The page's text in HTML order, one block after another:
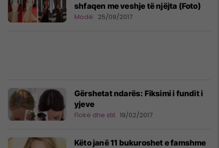
shfaqen me veshje të njëjta (Foto)
Modë 25/09/2017
Gërshetat ndarës: Fiksimi i fundit i
yjeve
Flokë dhe stil 19/02/2017
Këto janë 11 bukuroshet e famshme